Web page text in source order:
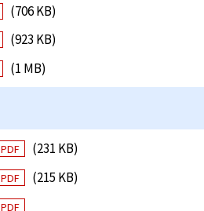
(706 KB)
(923 KB)
(1 MB)
PDF
(231 KB)
PDF
(215 KB)
PDF